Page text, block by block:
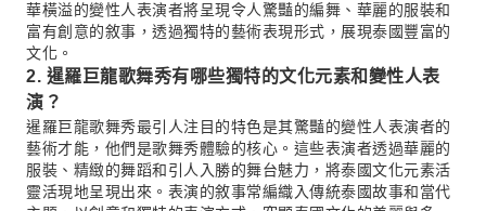
華橫溢的變性人表演者將呈現令人驚豔的編舞、華麗的服裝和
富有創意的敘事，透過獨特的藝術表現形式，展現泰國豐富的
文化。
2. 暹羅巨龍歌舞秀有哪些獨特的文化元素和變性人表
演？
暹羅巨龍歌舞秀最引人注目的特色是其驚豔的變性人表演者的
藝術才能，他們是歌舞秀體驗的核心。這些表演者透過華麗的
服裝、精緻的舞蹈和引人入勝的舞台魅力，將泰國文化元素活
靈活現地呈現出來。表演的敘事常編織入傳統泰國故事和當代